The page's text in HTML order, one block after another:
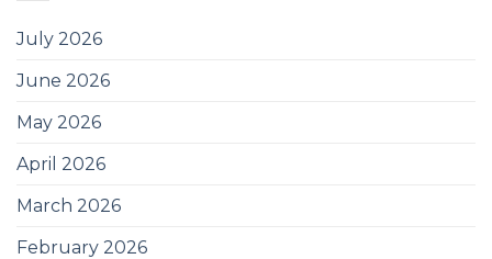
July 2026
June 2026
May 2026
April 2026
March 2026
February 2026